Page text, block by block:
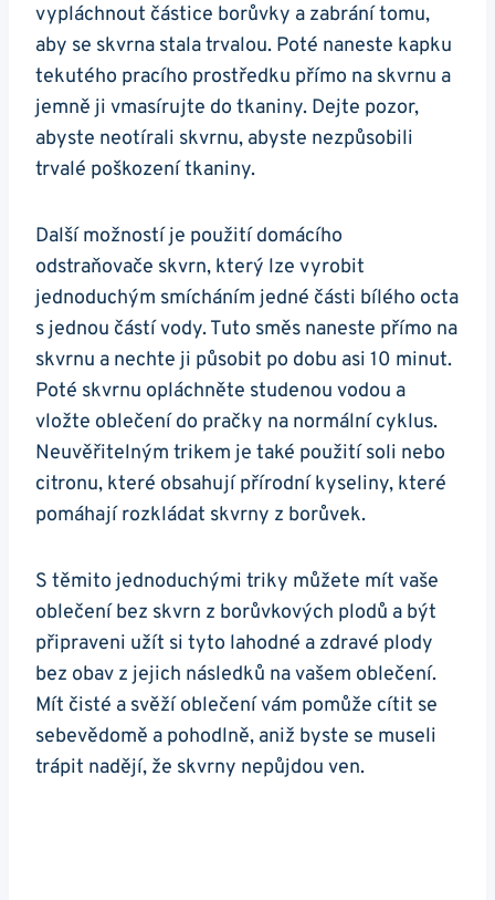
vypláchnout částice borůvky a zabrání tomu,
aby se skvrna stala trvalou. Poté naneste kapku
tekutého pracího prostředku přímo na skvrnu a
jemně ji vmasírujte do tkaniny. Dejte pozor,
abyste neotírali skvrnu, abyste nezpůsobili
trvalé poškození tkaniny.
Další možností je použití domácího
odstraňovače skvrn, který lze vyrobit
jednoduchým smícháním jedné části bílého octa
s jednou částí vody. Tuto směs naneste přímo na
skvrnu a nechte ji působit po dobu asi 10 minut.
Poté skvrnu opláchněte studenou vodou a
vložte oblečení do pračky na normální cyklus.
Neuvěřitelným trikem je také použití soli nebo
citronu, které obsahují přírodní kyseliny, které
pomáhají rozkládat skvrny z borůvek.
S těmito jednoduchými triky můžete mít vaše
oblečení bez skvrn z borůvkových plodů a být
připraveni užít si tyto lahodné a zdravé plody
bez obav z jejich následků na vašem oblečení.
Mít čisté a svěží oblečení vám pomůže cítit se
sebevědomě a pohodlně, aniž byste se museli
trápit nadějí, že skvrny nepůjdou ven.